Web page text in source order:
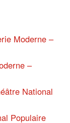
Moderne –
–
National
Populaire